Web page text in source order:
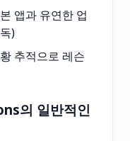
앱과 유연한 업
)
추적으로 레슨
의 일반적인